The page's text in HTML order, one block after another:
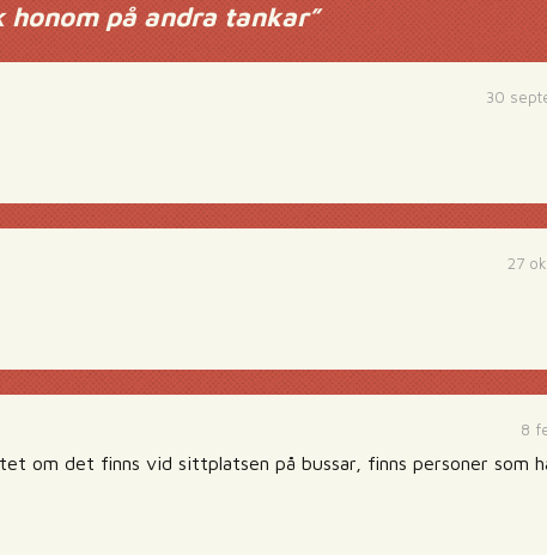
honom på andra tankar”
30
27
8
om det finns vid sittplatsen på bussar, finns personer som